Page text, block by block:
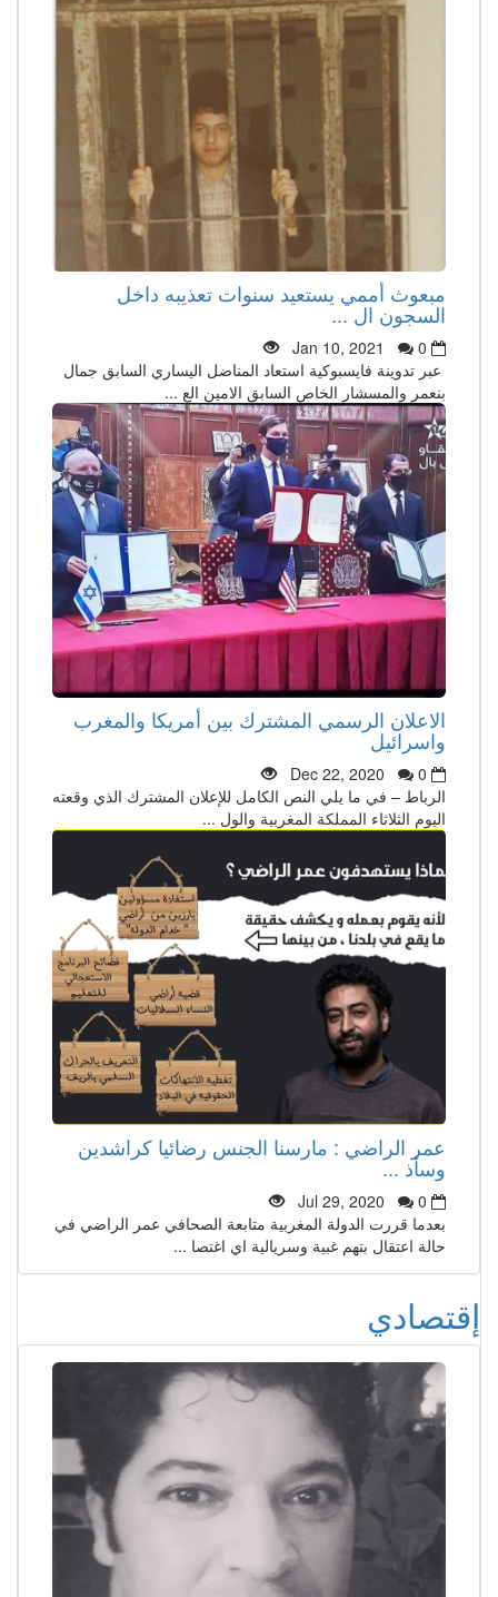
مبعوث أممي يستعيد سنوات تعذيبه داخل
السجون ال ...
Jan 10, 2021
0
عبر تدوينة فايسبوكية استعاد المناضل اليساري السابق جمال
بنعمر والمسشار الخاص السابق الامين الع ...
الاعلان الرسمي المشترك بين أمريكا والمغرب
واسرائيل
Dec 22, 2020
0
الرباط – في ما يلي النص الكامل للإعلان المشترك الذي وقعته
اليوم الثلاثاء المملكة المغربية والول ...
عمر الراضي : مارسنا الجنس رضائيا كراشدين
وسأذ ...
Jul 29, 2020
0
بعدما قررت الدولة المغربية متابعة الصحافي عمر الراضي في
حالة اعتقال بتهم غبية وسريالية اي اغتصا ...
إقتصادي